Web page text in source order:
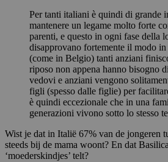
Per tanti italiani è quindi di grande
mantenere un legame molto forte
parenti, e questo in ogni fase della
disapprovano fortemente il modo
(come in Belgio) tanti anziani
riposo non appena hanno bisogno
vedovi e anziani vengono
figli (spesso dalle figlie) per
è quindi eccezionale che in una
generazioni vivono sotto lo stesso
Wist je dat in Italië 67% van de jongeren
steeds bij de mama woont? En dat
‘moederskindjes’ telt?